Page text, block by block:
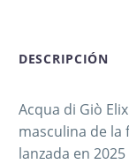
DESCRIPCIÓN
Acqua di Giò
masculina de
lanzada en